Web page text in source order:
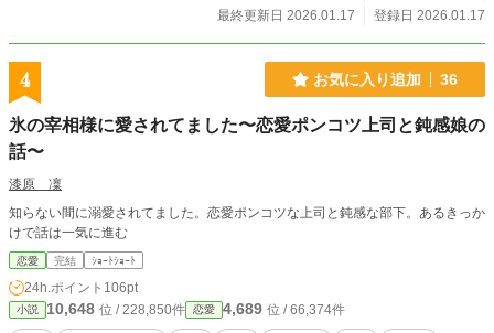
最終更新日 2026.01.17
登録日 2026.01.17
4 お気に入り追加 36
氷の宰相様に愛されてました〜恋愛ポンコツ上司と鈍感娘の
話〜
漆原 凜
知らない間に溺愛されてました。恋愛ポンコツな上司と鈍感な部下。あるきっか
けで話は一気に進む
恋愛 完結 ｼｮｰﾄｼｮｰﾄ
24h.ポイント 106pt
小説 10,648 位 / 228,850件 恋愛 4,689 位 / 66,374件